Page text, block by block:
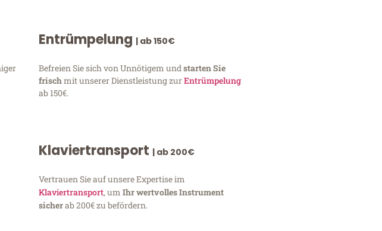
Entrümpelung | ab 150€
Befreien Sie sich von Unnötigem und starten Sie
frischmit unserer Dienstleistung zurEntrümpelung
ab 150€.
Klaviertransport | ab 200€
Vertrauen Sie auf unsere Expertise im
Klaviertransport, um Ihr wertvolles Instrument
sicherab 200€ zu befördern.